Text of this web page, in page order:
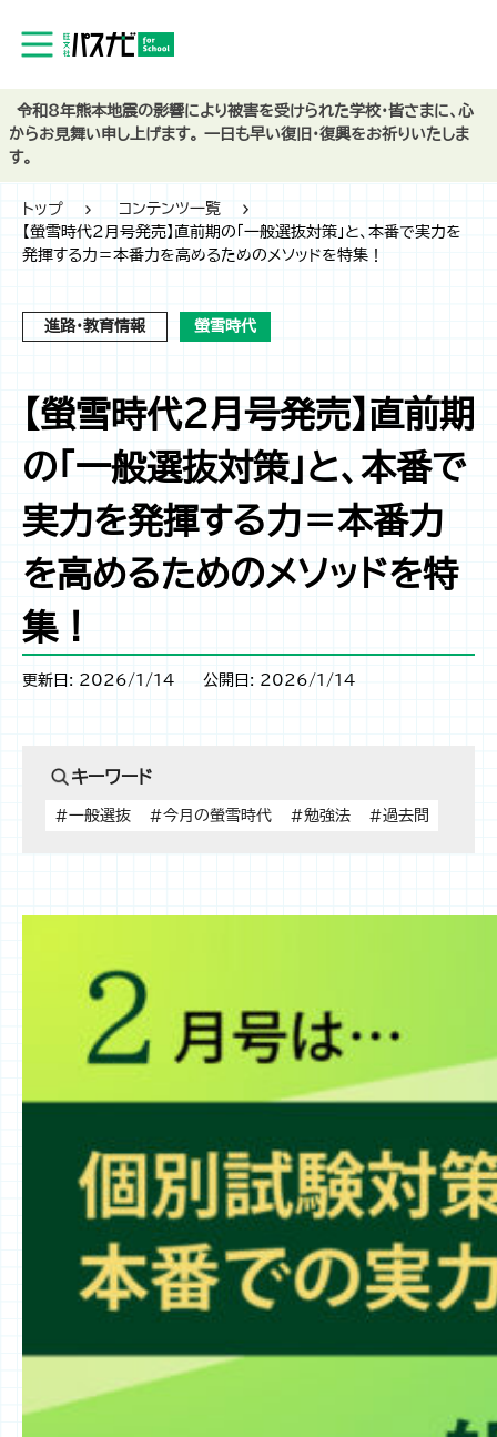
トップ
コンテンツ一覧
【螢雪時代2月号発売】直前期の「一般選抜対策」と、本番で実力を
発揮する力＝本番力を高めるためのメソッドを特集！
進路・教育情報 螢雪時代
【螢雪時代2月号発売】直前期
の「一般選抜対策」と、本番で
実力を発揮する力＝本番力
を高めるためのメソッドを特
集！
更新日: 2026/1/14 公開日: 2026/1/14
キーワード
#一般選抜 #今月の螢雪時代 #勉強法 #過去問
令和8年熊本地震の影響により被害を受けられた学校・皆さまに、心
からお見舞い申し上げます。 一日も早い復旧・復興をお祈りいたしま
す。